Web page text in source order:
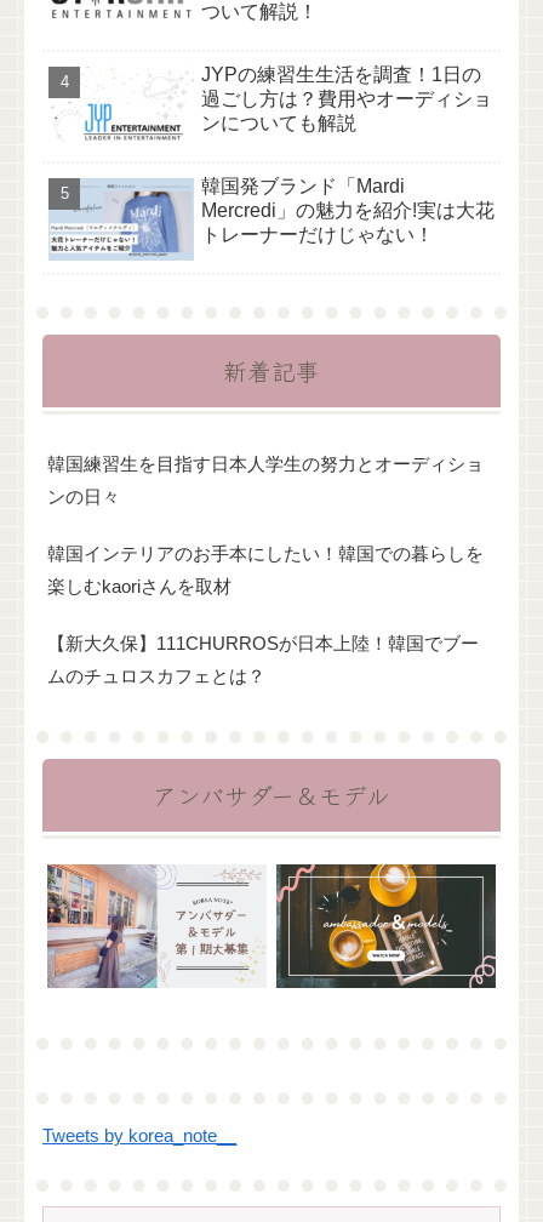
ついて解説！
JYPの練習生生活を調査！1日の
過ごし方は？費用やオーディショ
ンについても解説
韓国発ブランド「Mardi
Mercredi」の魅力を紹介!実は大花
トレーナーだけじゃない！
新着記事
韓国練習生を目指す日本人学生の努力とオーディショ
ンの日々
韓国インテリアのお手本にしたい！韓国での暮らしを
楽しむkaoriさんを取材
【新大久保】111CHURROSが日本上陸！韓国でブー
ムのチュロスカフェとは？
アンバサダー＆モデル
Tweets by korea_note__